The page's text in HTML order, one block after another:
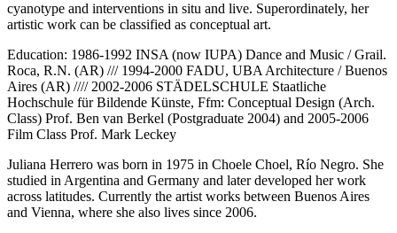
cyanotype and interventions in situ and live. Superordinately, her
artistic work can be classified as conceptual art.
Education: 1986-1992 INSA (now IUPA) Dance and Music / Grail.
Roca, R.N. (AR) /// 1994-2000 FADU, UBA Architecture / Buenos
Aires (AR) //// 2002-2006 STÄDELSCHULE Staatliche
Hochschule für Bildende Künste, Ffm: Conceptual Design (Arch.
Class) Prof. Ben van Berkel (Postgraduate 2004) and 2005-2006
Film Class Prof. Mark Leckey
Juliana Herrero was born in 1975 in Choele Choel, Río Negro. She
studied in Argentina and Germany and later developed her work
across latitudes. Currently the artist works between Buenos Aires
and Vienna, where she also lives since 2006.